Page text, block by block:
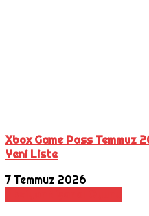
Xbox Game Pass Temmuz
Yeni Liste
7 Temmuz 2026